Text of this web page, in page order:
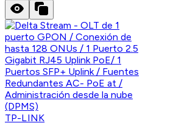
TP-LINK